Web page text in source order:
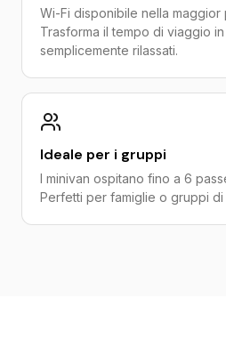
Wi-Fi disponibile nella maggior
Trasforma il tempo di viaggio
semplicemente rilassati.
Ideale per i gruppi
I minivan ospitano fino a 6
Perfetti per famiglie o gruppi di